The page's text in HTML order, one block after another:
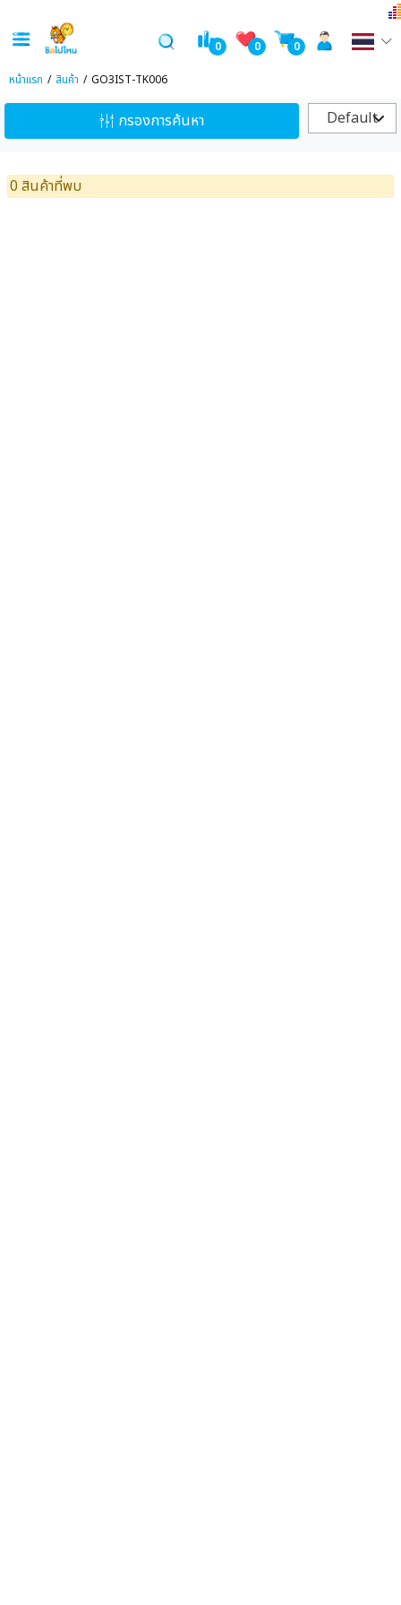
0 0 0
หน้าแรก สินค้า GO3IST-TK006
กรองการค้นหา Default
0 สินค้าที่พบ